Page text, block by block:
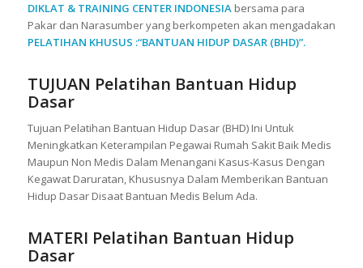
DIKLAT & TRAINING CENTER INDONESIAbersama para
Pakar dan Narasumber yang berkompeten akan mengadakan
PELATIHAN KHUSUS :“BANTUAN HIDUP DASAR (BHD)”.
TUJUAN Pelatihan Bantuan Hidup
Dasar
Tujuan Pelatihan Bantuan Hidup Dasar (BHD) Ini Untuk
Meningkatkan Keterampilan Pegawai Rumah Sakit Baik Medis
Maupun Non Medis Dalam Menangani Kasus-Kasus Dengan
Kegawat Daruratan, Khususnya Dalam Memberikan Bantuan
Hidup Dasar Disaat Bantuan Medis Belum Ada.
MATERI Pelatihan Bantuan Hidup
Dasar